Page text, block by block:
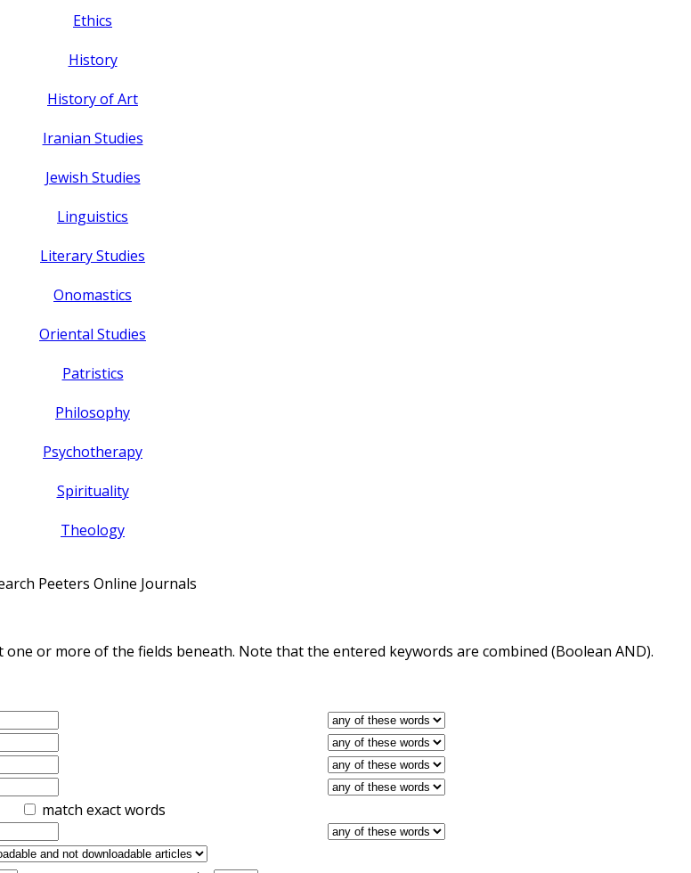
Ethics
History
History of Art
Iranian Studies
Jewish Studies
Linguistics
Literary Studies
Onomastics
Oriental Studies
Patristics
Philosophy
Psychotherapy
Spirituality
Theology
Peeters Online Journals
or more of the fields beneath. Note that the entered keywords are combined (Boolean AND).
match exact words